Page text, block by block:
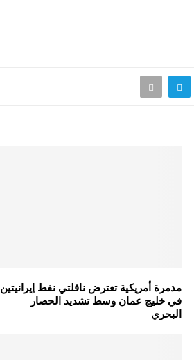
مدمرة أمريكية تعترض ناقلتي نفط إيرانيتين
في خليج عمان وسط تشديد الحصار
البحري